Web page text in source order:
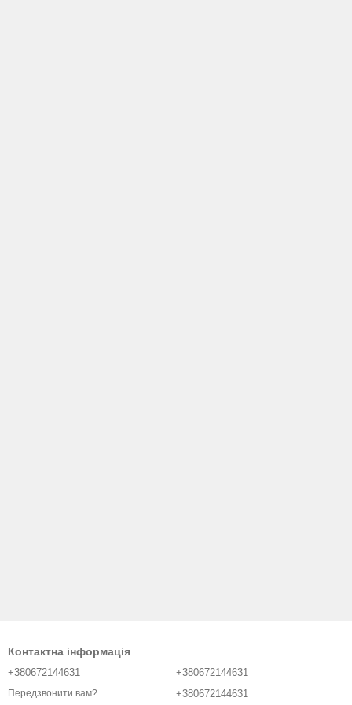
Контактна інформація
+380672144631
Передзвонити вам?
+380672144631
+380672144631